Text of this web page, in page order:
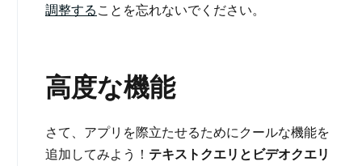
調整することを忘れないでください。
高度な機能
さて、アプリを際立たせるためにクールな機能を
追加してみよう！ テキストクエリとビデオクエリ